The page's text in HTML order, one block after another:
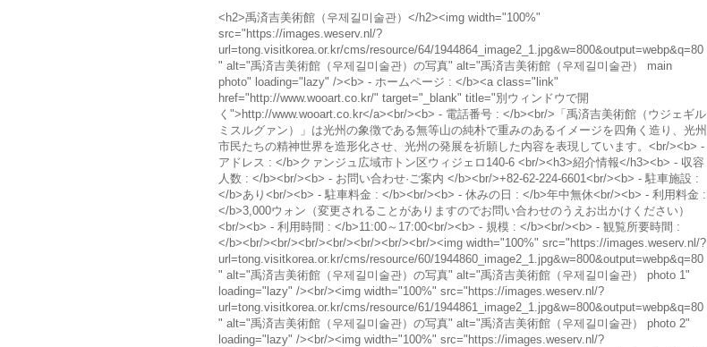
<h2>禹済吉美術館（우제길미술관）</h2><img width="100%"
src="https://images.weserv.nl/?
url=tong.visitkorea.or.kr/cms/resource/64/1944864_image2_1.jpg&w=800&output=webp&q=80
" alt="禹済吉美術館（우제길미술관）の写真" alt="禹済吉美術館（우제길미술관） main
photo" loading="lazy" /><b> - ホームページ : </b><a class="link"
href="http://www.wooart.co.kr/" target="_blank" title="別ウィンドウで開
く">http://www.wooart.co.kr</a><br/><b> - 電話番号 : </b><br/>「禹済吉美術館（ウジェギル
ミスルグァン）」は光州の象徴である無等山の純朴で重みのあるイメージを四角く造り、光州
市民たちの精神世界を造形化させ、光州の発展を祈願した内容を表現しています。<br/><b> -
アドレス : </b>クァンジュ広域市トン区ウィジェロ140-6 <br/><h3>紹介情報</h3><b> - 収容
人数 : </b><br/><b> - お問い合わせ·ご案内 </b><br/>+82-62-224-6601<br/><b> - 駐車施設 :
</b>あり<br/><b> - 駐車料金 : </b><br/><b> - 休みの日 : </b>年中無休<br/><b> - 利用料金 :
</b>3,000ウォン（変更されることがありますのでお問い合わせのうえお出かけください）
<br/><b> - 利用時間 : </b>11:00～17:00<br/><b> - 規模 : </b><br/><b> - 観覧所要時間 :
</b><br/><br/><br/><br/><br/><br/><br/><img width="100%" src="https://images.weserv.nl/?
url=tong.visitkorea.or.kr/cms/resource/60/1944860_image2_1.jpg&w=800&output=webp&q=80
" alt="禹済吉美術館（우제길미술관）の写真" alt="禹済吉美術館（우제길미술관） photo 1"
loading="lazy" /><br/><img width="100%" src="https://images.weserv.nl/?
url=tong.visitkorea.or.kr/cms/resource/61/1944861_image2_1.jpg&w=800&output=webp&q=80
" alt="禹済吉美術館（우제길미술관）の写真" alt="禹済吉美術館（우제길미술관） photo 2"
loading="lazy" /><br/><img width="100%" src="https://images.weserv.nl/?